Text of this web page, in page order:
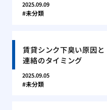
2025.09.09
未分類
賃貸シンク下臭い原因と
連絡のタイミング
2025.09.05
未分類